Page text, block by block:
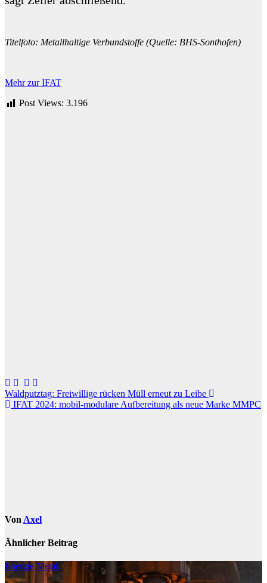
Titelfoto: Metallhaltige Verbundstoffe (Quelle: BHS-Sonthofen)
Mehr zur IFAT
Post Views: 3.196
Beitragsnavigation
Waldputztag: Freiwillige rücken Müll erneut zu Leibe
IFAT 2024: mobil-modulare Aufbereitung als neue Marke MMPC
Von Axel
Ähnlicher Beitrag
Energie Metall